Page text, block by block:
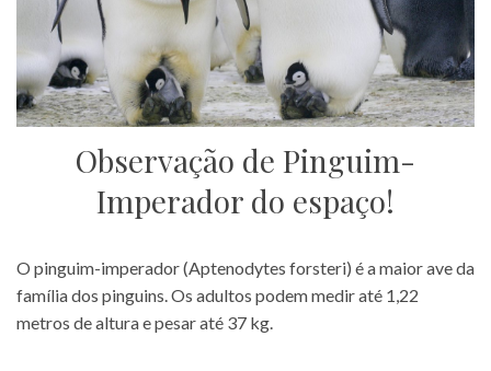
Observação de Pinguim-
Imperador do espaço!
O pinguim-imperador (Aptenodytes forsteri) é a maior ave da
família dos pinguins. Os adultos podem medir até 1,22
metros de altura e pesar até 37 kg.